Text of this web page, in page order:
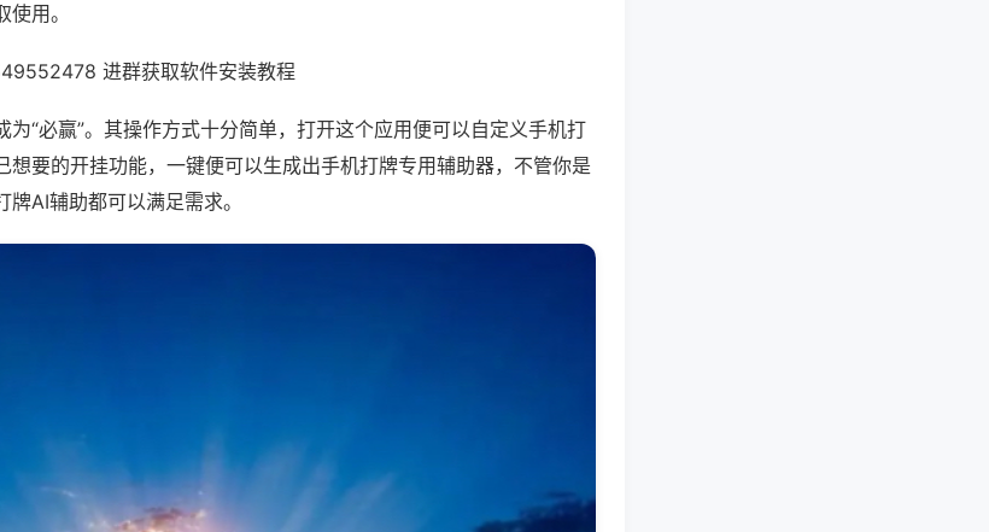
用。
进群获取软件安装教程
为“必赢”。其操作方式十分简单，打开这个应用便可以自定义手机打
想要的开挂功能，一键便可以生成出手机打牌专用辅助器，不管你是
AI辅助都可以满足需求。